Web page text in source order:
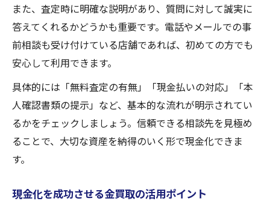
また、査定時に明確な説明があり、質問に対して誠実に
答えてくれるかどうかも重要です。電話やメールでの事
前相談も受け付けている店舗であれば、初めての方でも
安心して利用できます。
具体的には「無料査定の有無」「現金払いの対応」「本
人確認書類の提示」など、基本的な流れが明示されてい
るかをチェックしましょう。信頼できる相談先を見極め
ることで、大切な資産を納得のいく形で現金化できま
す。
現金化を成功させる金買取の活用ポイント